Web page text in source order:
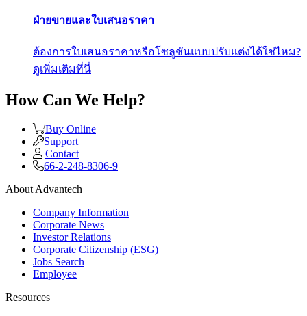
ฝ่ายขายและใบเสนอราคา
ต้องการใบเสนอราคาหรือโซลูชันแบบปรับแต่งได้ใช่ไหม?
ดูเพิ่มเติมที่นี่
How Can We Help?
Buy Online
Support
Contact
66-2-248-8306-9
About Advantech
Company Information
Corporate News
Investor Relations
Corporate Citizenship (ESG)
Jobs Search
Employee
Resources